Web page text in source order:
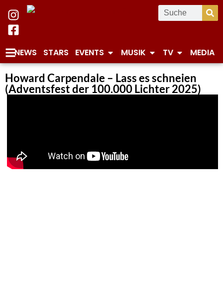
NEWS STARS EVENTS MUSIK TV MEDIA
Howard Carpendale – Lass es schneien
(Adventsfest der 100.000 Lichter 2025)